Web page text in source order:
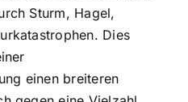
Sturm, Hagel,
Dies
einen breiteren